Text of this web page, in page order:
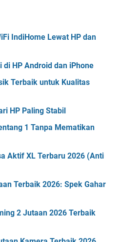
IndiHome Lewat HP dan
HP Android dan iPhone
Terbaik untuk Kualitas
HP Paling Stabil
1 Tanpa Mematikan
Aktif XL Terbaru 2026 (Anti
Terbaik 2026: Spek Gahar
2 Jutaan 2026 Terbaik